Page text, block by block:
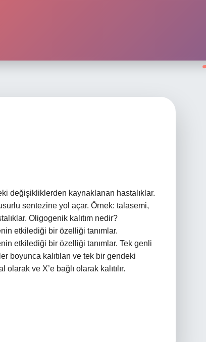
değişikliklerden kaynaklanan hastalıklar.
sentezine yol açar. Örnek: talasemi,
Oligogenik kalıtım nedir?
etkilediği bir özelliği tanımlar.
etkilediği bir özelliği tanımlar. Tek genli
boyunca kalıtılan ve tek bir gendeki
ve X’e bağlı olarak kalıtılır.